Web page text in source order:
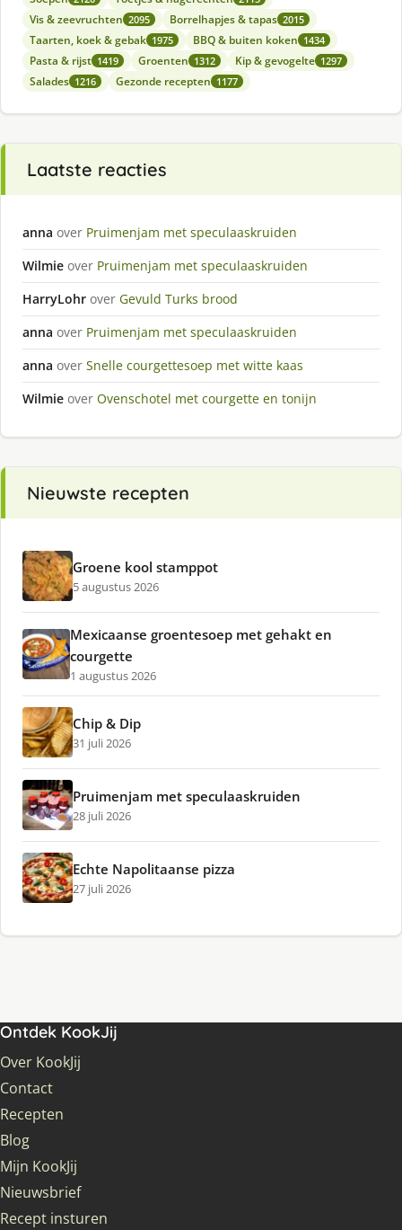
Vis & zeevruchten 2095 Borrelhapjes & tapas 2015
Taarten, koek & gebak 1975 BBQ & buiten koken 1434
Pasta & rijst 1419 Groenten 1312 Kip & gevogelte 1297
Salades 1216 Gezonde recepten 1177
Laatste reacties
anna over Pruimenjam met speculaaskruiden
Wilmie over Pruimenjam met speculaaskruiden
HarryLohr over Gevuld Turks brood
anna over Pruimenjam met speculaaskruiden
anna over Snelle courgettesoep met witte kaas
Wilmie over Ovenschotel met courgette en tonijn
Nieuwste recepten
Groene kool stamppot
5 augustus 2026
Mexicaanse groentesoep met gehakt en
courgette
1 augustus 2026
Chip & Dip
31 juli 2026
Pruimenjam met speculaaskruiden
28 juli 2026
Echte Napolitaanse pizza
27 juli 2026
Ontdek KookJij
Over KookJij
Contact
Recepten
Blog
Mijn KookJij
Nieuwsbrief
Recept insturen